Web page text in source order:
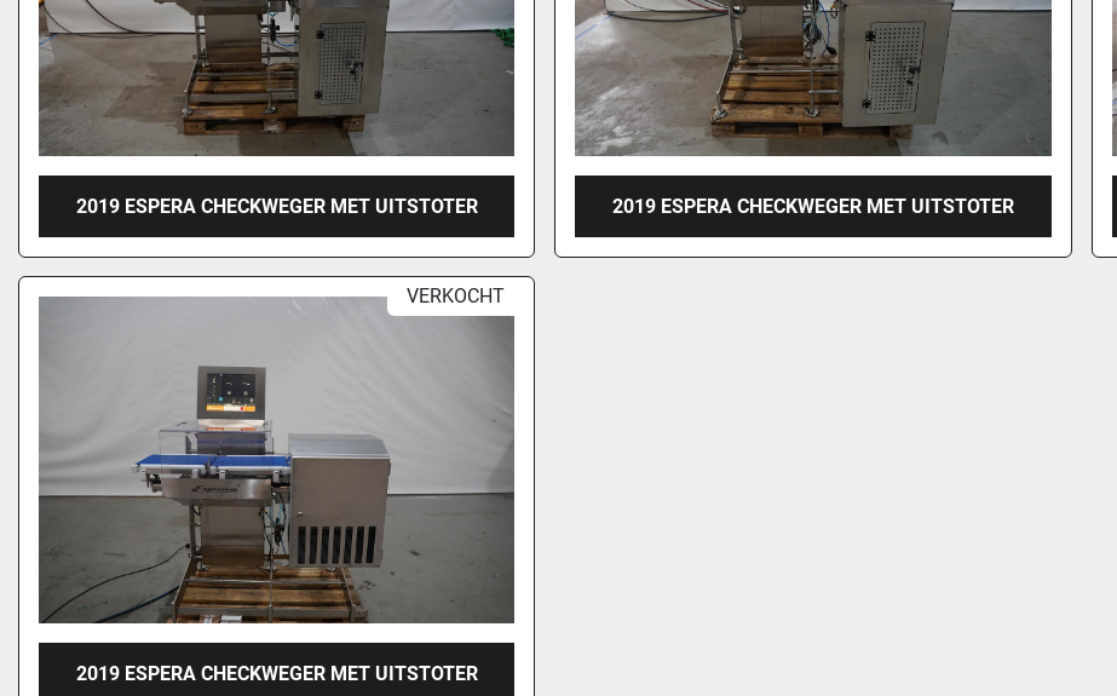
2019 ESPERA CHECKWEGER MET UITSTOTER 2019 ESPERA CHECKWEGER MET UITSTOTER
VERKOCHT
2019 ESPERA CHECKWEGER MET UITSTOTER